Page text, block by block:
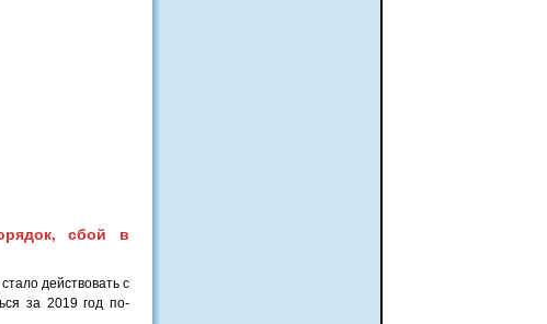
сбой в
действовать с
за 2019 год по-